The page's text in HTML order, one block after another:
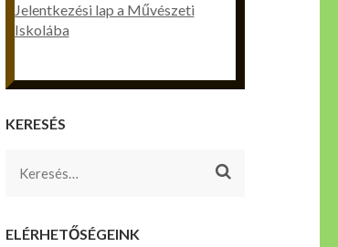
Jelentkezési lap a Művészeti
Iskolába
KERESÉS
Keresés:
ELÉRHETŐSÉGEINK